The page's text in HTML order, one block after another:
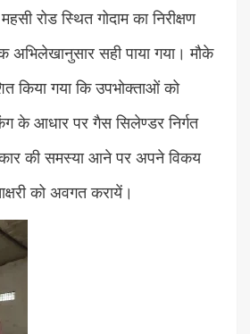
रोड स्थित गोदाम का निरीक्षण
अभिलेखानुसार सही पाया गया। मौके
किया गया कि उपभोक्ताओं को
के आधार पर गैस सिलेण्डर निर्गत
की समस्या आने पर अपने विकय
को अवगत करायें।